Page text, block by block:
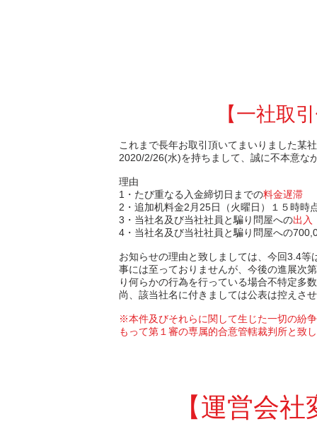
【一社取
これまで長年お取引頂いてまいりました某
2020/2/26(水)を持ちまして、誠に不本意な
理由
1・たび重なる入金締切日までの料金遅滞
2・追加机料金2月25日（火曜日）１５時時
3・当社名及び当社社員と騙り問屋への出入
4・当社名及び当社社員と騙り問屋への
お知らせの理由と致しましては、今回3.4
事には至っておりませんが、今後の進展次
り何らかの行為を行っている場合不特定多
尚、該当社名に付きましては公表は控えさ
※本件及びそれらに関して生じた一切の紛
もって第１審の専属的合意管轄裁判所と致
【運営会